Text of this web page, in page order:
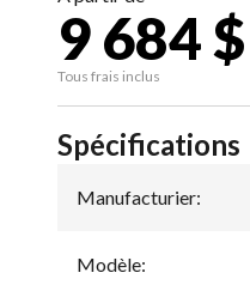
9 684 $
Tous frais inclus
Spécifications
Manufacturier:
Modèle: